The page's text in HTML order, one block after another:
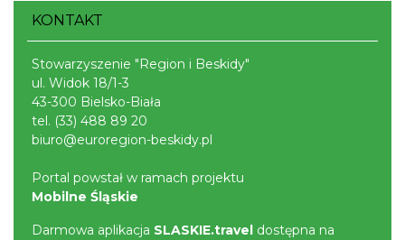
KONTAKT
Stowarzyszenie "Region i Beskidy"
ul. Widok 18/1-3
43-300 Bielsko-Biała
tel. (33) 488 89 20
biuro@euroregion-beskidy.pl
Portal powstał w ramach projektu
Mobilne Śląskie
Darmowa aplikacja SLASKIE.travel dostępna na